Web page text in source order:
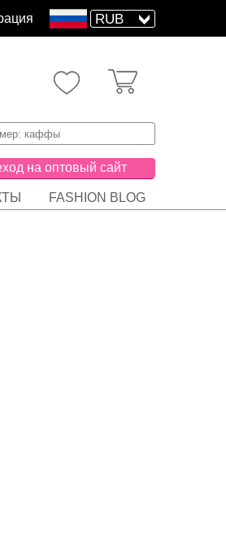
FASHION BLOG
на оптовый сайт